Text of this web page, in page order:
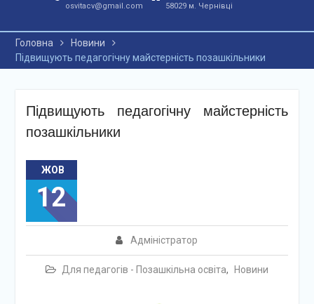
osvitacv@gmail.com
58029 м. Чернівці
Головна
Новини
Підвищують педагогічну майстерність позашкільники
Підвищують педагогічну майстерність
позашкільники
ЖОВ
12
Адміністратор
Для педагогів - Позашкільна освіта, Новини